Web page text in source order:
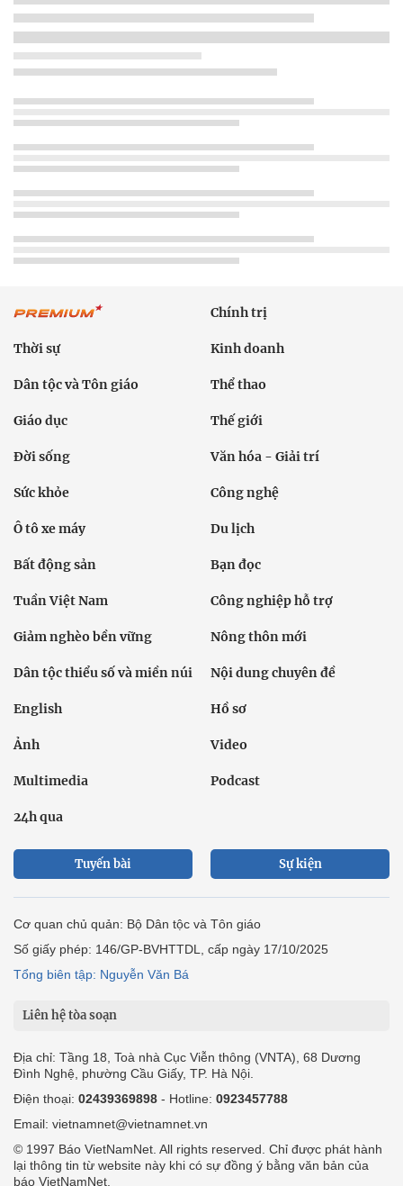
Chính trị
Thời sự Kinh doanh
Dân tộc và Tôn giáo Thể thao
Giáo dục Thế giới
Đời sống Văn hóa - Giải trí
Sức khỏe Công nghệ
Ô tô xe máy Du lịch
Bất động sản Bạn đọc
Tuần Việt Nam Công nghiệp hỗ trợ
Giảm nghèo bền vững Nông thôn mới
Dân tộc thiểu số và miền núi Nội dung chuyên đề
English Hồ sơ
Ảnh Video
Multimedia Podcast
24h qua
Tuyến bài Sự kiện
Cơ quan chủ quản: Bộ Dân tộc và Tôn giáo
Số giấy phép: 146/GP-BVHTTDL, cấp ngày 17/10/2025
Tổng biên tập: Nguyễn Văn Bá
Liên hệ tòa soạn
Địa chỉ: Tầng 18, Toà nhà Cục Viễn thông (VNTA), 68 Dương
Đình Nghệ, phường Cầu Giấy, TP. Hà Nội.
Điện thoại: 02439369898 - Hotline: 0923457788
Email: vietnamnet@vietnamnet.vn
© 1997 Báo VietNamNet. All rights reserved. Chỉ được phát hành
lại thông tin từ website này khi có sự đồng ý bằng văn bản của
báo VietNamNet.